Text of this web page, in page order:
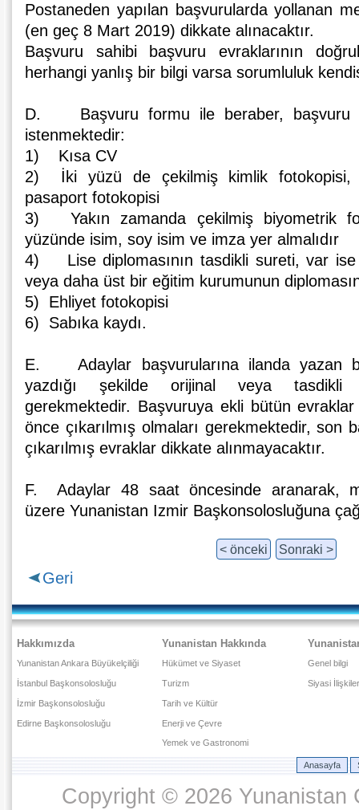
Postaneden yapılan başvurularda yollanan
(en geç 8 Mart 2019) dikkate alınacaktır.
Başvuru sahibi başvuru evraklarının
herhangi yanlış bir bilgi varsa sorumluluk
D. Başvuru formu ile beraber, başvuru
istenmektedir:
1) Kısa CV
2) İki yüzü de çekilmiş kimlik fotokopisi,
pasaport fotokopisi
3) Yakın zamanda çekilmiş biyometrik
yüzünde isim, soy isim ve imza yer almalıdır
4) Lise diplomasının tasdikli sureti, var ise
veya daha üst bir eğitim kurumunun
5) Ehliyet fotokopisi
6) Sabıka kaydı.
E. Adaylar başvurularına ilanda yazan
yazdığı şekilde orijinal veya tasdikli
gerekmektedir. Başvuruya ekli bütün
önce çıkarılmış olmaları gerekmektedir, son
çıkarılmış evraklar dikkate alınmayacaktır.
F. Adaylar 48 saat öncesinde aranarak,
üzere Yunanistan Izmir Başkonsolosluğuna
< önceki Sonraki >
Geri
Hakkımızda
Yunanistan Ankara Büyükelçiliği
İstanbul Başkonsolosluğu
İzmir Başkonsolosluğu
Edirne Başkonsolosluğu
Yunanistan Hakkında
Hükümet ve Siyaset
Turizm
Tarih ve Kültür
Enerji ve Çevre
Yemek ve Gastronomi
Genel bilgi
Siyasi İlişkiler
Anasayfa
Copyright © 2026 Yunanistan